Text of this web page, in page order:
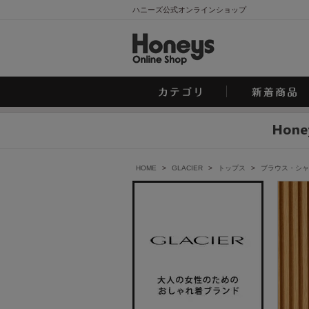
ハニーズ公式オンラインショップ
HOME > GLACIER > トップス > ブラウス・シ